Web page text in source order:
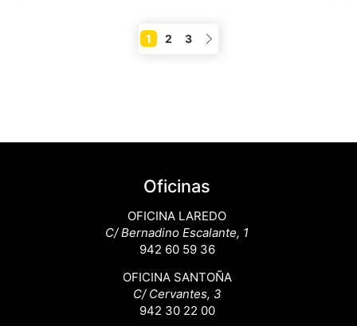
1 2 3
Oficinas
OFICINA LAREDO
C/ Bernadino Escalante, 1
942 60 59 36
OFICINA SANTOÑA
C/ Cervantes, 3
942 30 22 00